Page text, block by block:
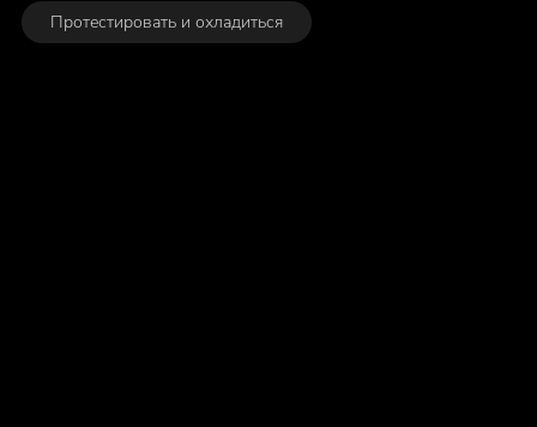
Протестировать и охладиться